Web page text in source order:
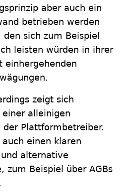
aber auch ein
betrieben werden
sich zum Beispiel
leisten würden in ihrer
einhergehenden
zeigt sich
einer alleinigen
Plattformbetreiber.
einen klaren
alternative
zum Beispiel über AGBs